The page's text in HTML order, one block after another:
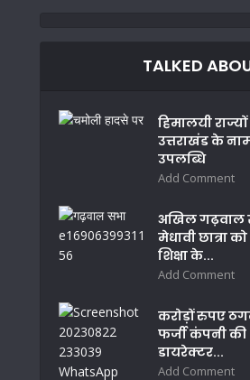
TALKED
हिमालयी
उत्तराखंड के
उपलब्धि
Add Comment
अखिल गढ़वाल
मेधावी छात्रा
शिक्षा के...
Add Comment
करोड़ों रुपए
फर्जी कंपनी की
डायरेक्टर...
Add Comment